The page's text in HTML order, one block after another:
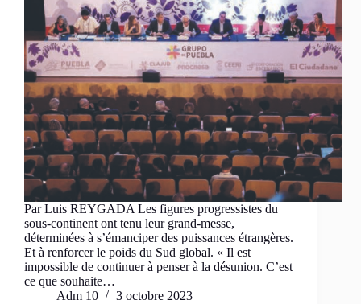
Par Luis REYGADA Les figures progressistes du
sous-continent ont tenu leur grand-messe,
déterminées à s’émanciper des puissances étrangères.
Et à renforcer le poids du Sud global. « Il est
impossible de continuer à penser à la désunion. C’est
ce que souhaite…
Adm 10
3 octobre 2023